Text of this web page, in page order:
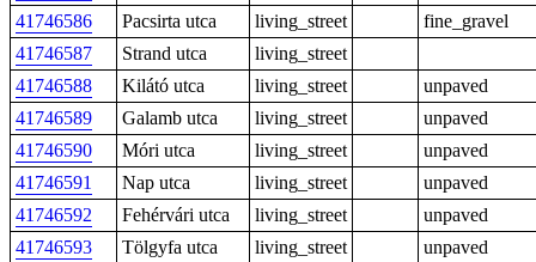
41746586
Pacsirta utca living_street
fine_gravel
41746587
Strand utca
living_street
41746588
Kilátó utca living_street
unpaved
41746589
Galamb utca living_street
unpaved
41746590
Móri utca living_street
unpaved
41746591
Nap utca living_street
unpaved
41746592
Fehérvári utca living_street
unpaved
41746593
Tölgyfa utca living_street
unpaved